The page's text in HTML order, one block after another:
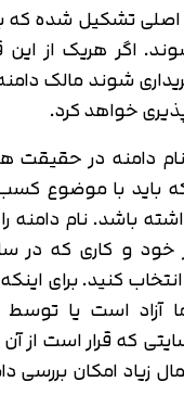
اصلی تشکیل شده که
اگر هریک از
شوند مالک دامنه
خواهد کرد.
نام دامنه در حقیقت
باید با موضوع
باشد. نام دامنه
و کاری که در
کنید. برای اینکه
آزاد است یا
که قرار است از آن
زیاد امکان بررسی